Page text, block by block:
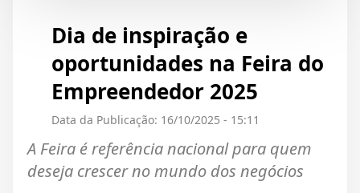
Dia de inspiração e
oportunidades na Feira do
Empreendedor 2025
Data da Publicação: 16/10/2025 - 15:11
A Feira é referência nacional para quem
deseja crescer no mundo dos negócios